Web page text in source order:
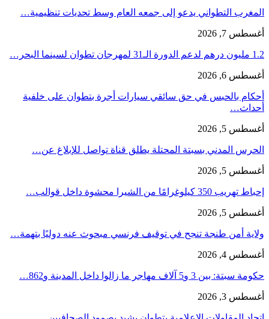
المغرب التطواني يدعو إلى جمعه العام وسط تحديات تنظيمية…
أغسطس 7, 2026
1.2 مليون درهم لدعم الدورة الـ31 لمهرجان تطوان لسينما البحر…
أغسطس 6, 2026
أحكام بالحبس في حق سائقي سيارات أجرة بتطوان على خلفية
أحداث…
أغسطس 5, 2026
الحرس المدني بسبتة المحتلة يطلق قناة تواصل للإبلاغ عن…
أغسطس 5, 2026
إحباط تهريب 350 كيلوغرامًا من الشيرا محشوة داخل قوالب…
أغسطس 5, 2026
ولاية أمن طنجة تنجح في توقيف فرنسي مبحوث عنه دوليًا بتهمة…
أغسطس 4, 2026
حكومة سبتة: بين 3 و5 آلاف مهاجر ما زالوا داخل المدينة و862…
أغسطس 3, 2026